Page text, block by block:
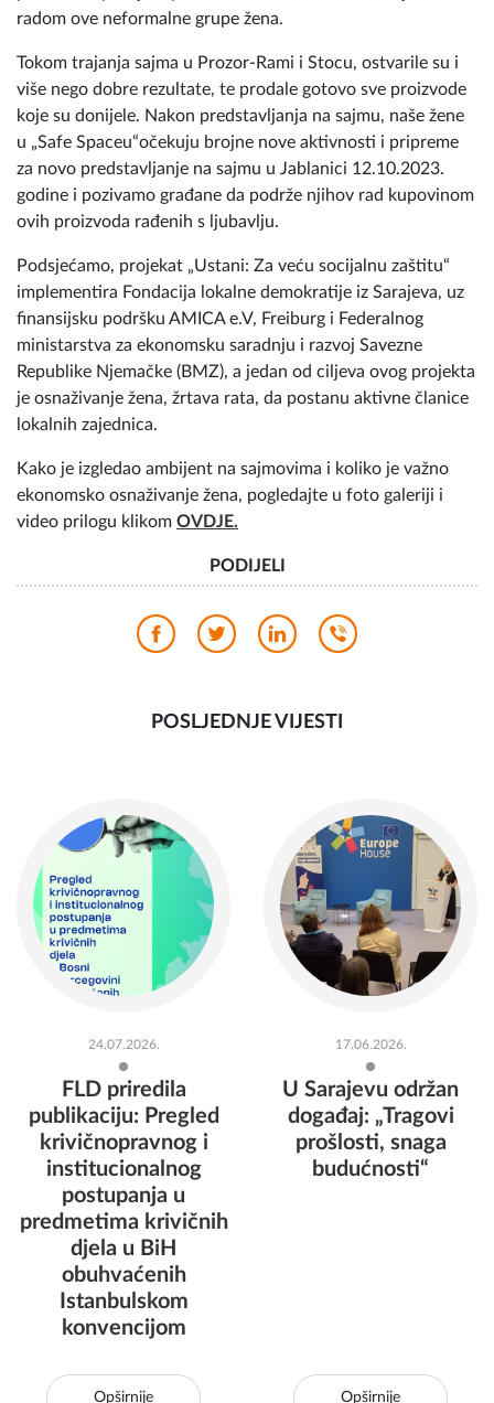
asortiman domaćih proizvoda od voća i povrća -
marmelade, džemove, domaće sokove, sireve, ajvar, rakiju,
med, kao i ručne radove poput priglavaka, što je privuklo
veliku pažnju posjetilaca sajma koji su kupovali proizvode
ali su se interesovali i o načinima pripremanja i
konzerviranja hrane.
načelnik Općine Prozor-Rama Jozo Ivančević, koji se sa
posebnom pažnjom probao sireve i izrazio zadovoljstvo
radom ove neformalne grupe žena.
Tokom trajanja sajma u Prozor-Rami i Stocu, ostvarile su i
više nego dobre rezultate, te prodale gotovo sve proizvode
koje su donijele. Nakon predstavljanja na sajmu, naše žene
za novo predstavljanje na sajmu u Jablanici 12.10.2023.
godine i pozivamo građane da podrže njihov rad kupovinom
ovih proizvoda rađenih s ljubavlju.
Podsjećamo, projekat „Ustani: Za veću socijalnu zaštitu“
implementira Fondacija lokalne demokratije iz Sarajeva, uz
finansijsku podršku AMICA e.V, Freiburg i Federalnog
ministarstva za ekonomsku saradnju i razvoj Savezne
lokalnih zajednica.
video prilogu klikom
24.07.2026.
FLD priredila U Sarajevu održan